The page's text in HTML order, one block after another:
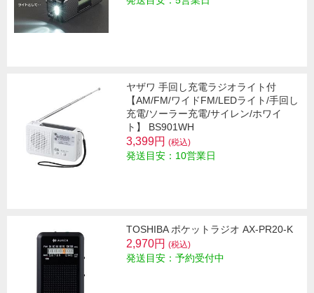
ヤザワ 手回し充電ラジオライト付
【AM/FM/ワイドFM/LEDライト/手回し
充電/ソーラー充電/サイレン/ホワイ
ト】 BS901WH
3,399円 (税込)
発送目安：10営業日
TOSHIBA ポケットラジオ AX-PR20-K
2,970円 (税込)
発送目安：予約受付中